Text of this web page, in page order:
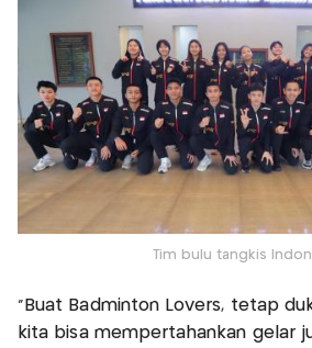
Tim bulu tangkis
"Buat Badminton Lovers, tetap
kita bisa mempertahankan gelar